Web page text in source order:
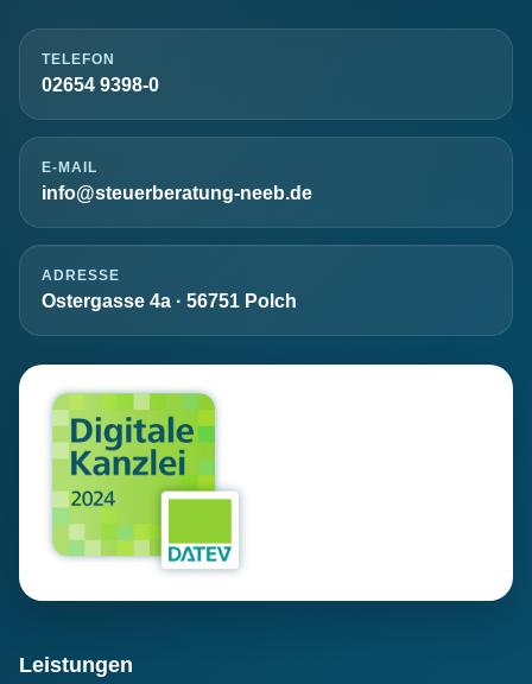
TELEFON
02654 9398-0
E-MAIL
info@steuerberatung-neeb.de
ADRESSE
Ostergasse 4a · 56751 Polch
Leistungen